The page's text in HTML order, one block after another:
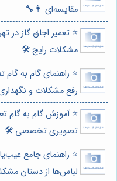
مقایسه‌ای 👨‍🔧
⭐️ تعمیر اجاق گاز در
مشکلات رایج 🛠️
⭐️ راهنمای گام به
رفع مشکلات و
⭐️ آموزش گام به گام
تصویری تخصصی 🛠️
⭐️ راهنمای جامع
لباس‌ها از دستان